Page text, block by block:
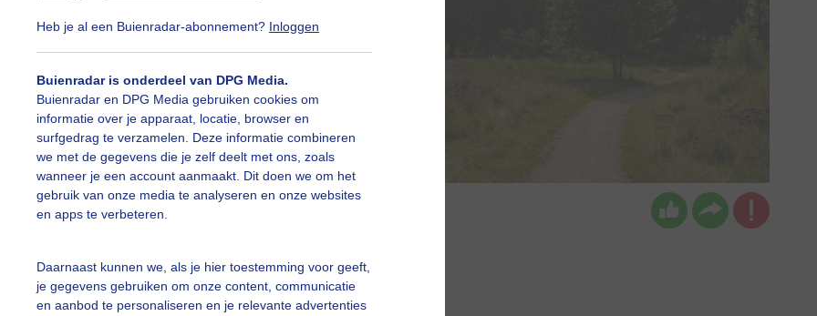
Heb je al een Buienradar-abonnement? Inloggen
Buienradar is onderdeel van DPG Media.
Buienradar en DPG Media gebruiken cookies om
informatie over je apparaat, locatie, browser en
surfgedrag te verzamelen. Deze informatie combineren
we met de gegevens die je zelf deelt met ons, zoals
wanneer je een account aanmaakt. Dit doen we om het
gebruik van onze media te analyseren en onze websites
en apps te verbeteren.
Daarnaast kunnen we, als je hier toestemming voor geeft,
je gegevens gebruiken om onze content, communicatie
en aanbod te personaliseren en je relevante advertenties
René Wolf Gemaakt: 06-08-2025, 17x bekeken
slideshow
Klikhierom dit aan te passen